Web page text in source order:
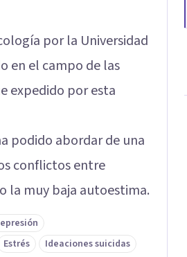
por la Universidad
en el campo de las
expedido por esta
podido abordar de una
conflictos entre
la muy baja autoestima.
Estrés Ideaciones suicidas